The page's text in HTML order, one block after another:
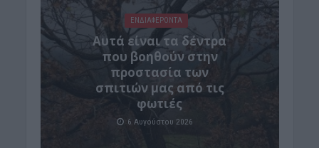
ΕΝΔΙΑΦΕΡΟΝΤΑ
Αυτά είναι τα δέντρα
που βοηθούν στην
προστασία των
σπιτιών μας από τις
φωτιές
6 Αυγούστου 2026